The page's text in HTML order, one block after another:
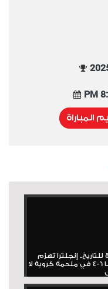
المباراة
للتاريخ.. إنجلترا تهزم
فرنسا 6-4 في ملحمة كروية لا